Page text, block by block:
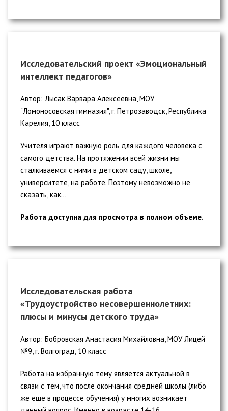
Исследовательский проект «Эмоциональный
интеллект педагогов»
Автор: Лысак Варвара Алексеевна, МОУ
"Ломоносовская гимназия", г. Петрозаводск, Республика
Карелия, 10 класс
Учителя играют важную роль для каждого человека с
самого детства. На протяжении всей жизни мы
сталкиваемся с ними в детском саду, школе,
университете, на работе. Поэтому невозможно не
сказать, как...
Работа доступна для просмотра в полном объеме.
Исследовательская работа
«Трудоустройство несовершеннолетних:
плюсы и минусы детского труда»
Автор: Бобровская Анастасия Михайловна, МОУ Лицей
№9, г. Волгоград, 10 класс
Работа на избранную тему является актуальной в
связи с тем, что после окончания средней школы (либо
же еще в процессе обучения) у многих возникает